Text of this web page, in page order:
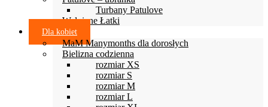
Turbany Patulove
Wełniane Łatki
Dla kobiet
MaM Manymonths dla dorosłych
Bielizna codzienna
rozmiar XS
rozmiar S
rozmiar M
rozmiar L